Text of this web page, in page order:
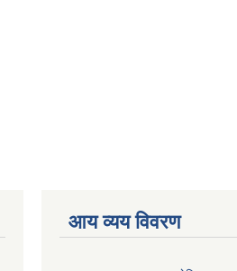
आय व्यय विवरण